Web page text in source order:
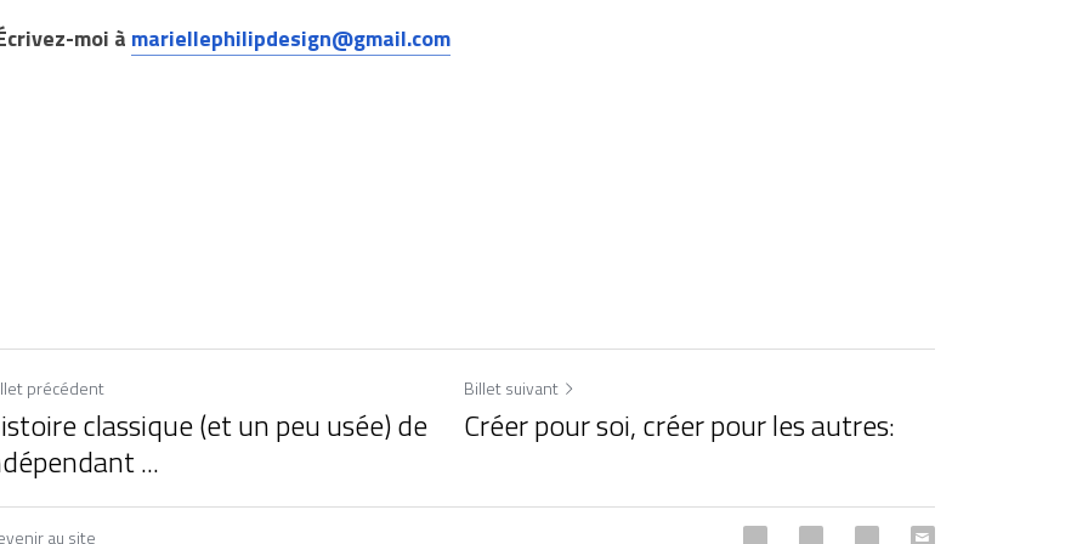
moi à mariellephilipdesign@gmail.com
précédent
classique (et un peu usée) de
...
Billet suivant
Créer pour soi, créer pour les autres:
au site